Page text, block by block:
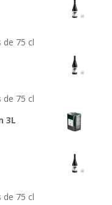
de 75 cl
de 75 cl
3L
de 75 cl